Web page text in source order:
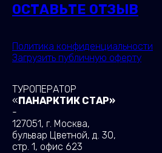
ОСТАВЬТЕ ОТЗЫВ
Политика конфиденциальности
Загрузить публичную оферту
ТУРОПЕРАТОР
«ПАНАРКТИК СТАР»
-
127051, г. Москва,
бульвар Цветной, д. 30,
стр. 1, офис 623